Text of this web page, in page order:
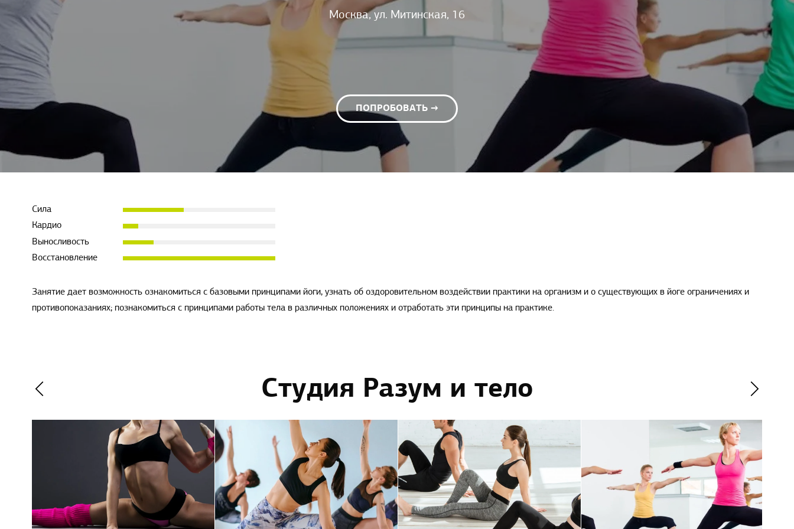
Москва, ул. Митинская, 16
ПОПРОБОВАТЬ →
Сила
Кардио
Выносливость
Восстановление
Занятие дает возможность ознакомиться с базовыми принципами йоги, узнать об оздоровительном воздействии практики на организм и о существующих в йоге ограничениях и
противопоказаниях; познакомиться с принципами работы тела в различных положениях и отработать эти принципы на практике.
Студия Разум и тело